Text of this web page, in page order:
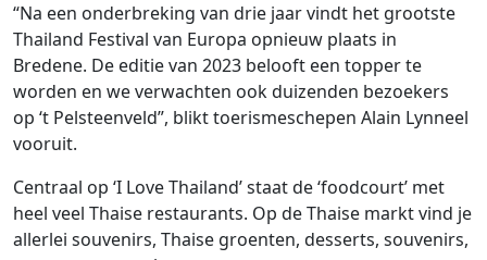
“Na een onderbreking van drie jaar vindt het grootste
Thailand Festival van Europa opnieuw plaats in
Bredene. De editie van 2023 belooft een topper te
worden en we verwachten ook duizenden bezoekers
op ‘t Pelsteenveld”, blikt toerismeschepen Alain Lynneel
vooruit.
Centraal op ‘I Love Thailand’ staat de ‘foodcourt’ met
heel veel Thaise restaurants. Op de Thaise markt vind je
allerlei souvenirs, Thaise groenten, desserts, souvenirs,